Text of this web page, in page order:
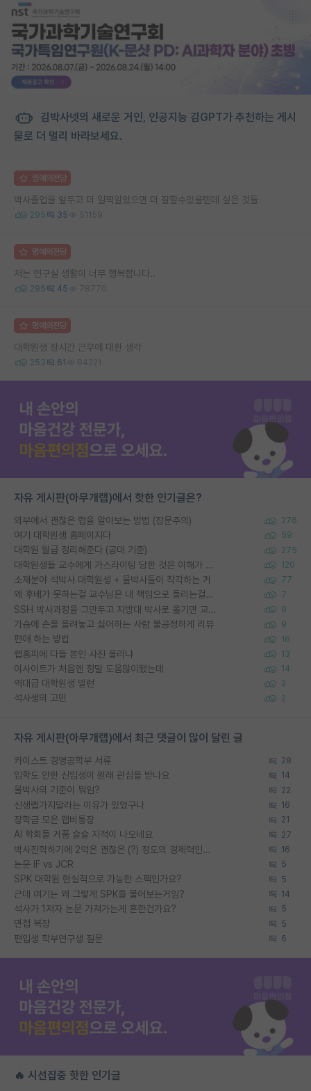
김박사넷의 새로운 거인, 인공지능 김GPT가 추천하는 게시
물로 더 멀리 바라보세요.
명예의전당
박사졸업을 앞두고 더 일찍알았으면 더 잘할수있을텐데 싶은 것들
295 35 51159
명예의전당
저는 연구실 생활이 너무 행복합니다..
295 45 78770
명예의전당
대학원생 장시간 근무에 대한 생각
253 61 84221
자유 게시판(아무개랩)에서 핫한 인기글은?
외부에서 괜찮은 랩을 알아보는 방법 (장문주의) 276
여기 대학원생 홈페이지다 59
대학원 월급 정리해준다 (공대 기준) 275
대학원생들 교수에게 가스라이팅 당한 것은 이해가 갑니다. 안타깝네요. 120
소재분야 석박사 대학원생 + 물박사들이 착각하는 거 77
왜 후배가 못하는걸 교수님은 내 책임으로 돌리는걸까요? 7
SSH 박사과정을 그만두고 지방대 박사로 옮기면 교수의 꿈은 끝일까요? 9
가슴에 손을 올려놓고 싫어하는 사람 불공정하게 리뷰 9
편애 하는 방법 16
랩홈피에 다들 본인 사진 올리냐 13
이사이트가 처음엔 정말 도움많이됐는데 14
역대급 대학원생 빌런 2
석사생의 고민 2
자유 게시판(아무개랩)에서 최근 댓글이 많이 달린 글
카이스트 경영공학부 서류 28
입학도 안한 신입생이 원래 관심을 받나요 14
물박사의 기준이 뭐임? 22
신생랩가지말라는 이유가 있었구나 16
장학금 모은 랩비통장 21
AI 학회들 거품 슬슬 지적이 나오네요 27
박사진학하기에 2억은 괜찮은 (?) 정도의 경제력인가요 16
논문 IF vs JCR 5
SPK 대학원 현실적으로 가능한 스펙인가요? 5
근데 여기는 왜 그렇게 SPK를 물어보는거임? 14
석사가 1저자 논문 가져가는게 흔한건가요? 5
면접 복장 5
편입생 학부연구생 질문 6
🔥 시선집중 핫한 인기글